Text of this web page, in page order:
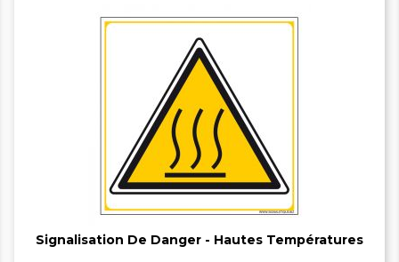


Signalisation De Danger - Hautes Températures